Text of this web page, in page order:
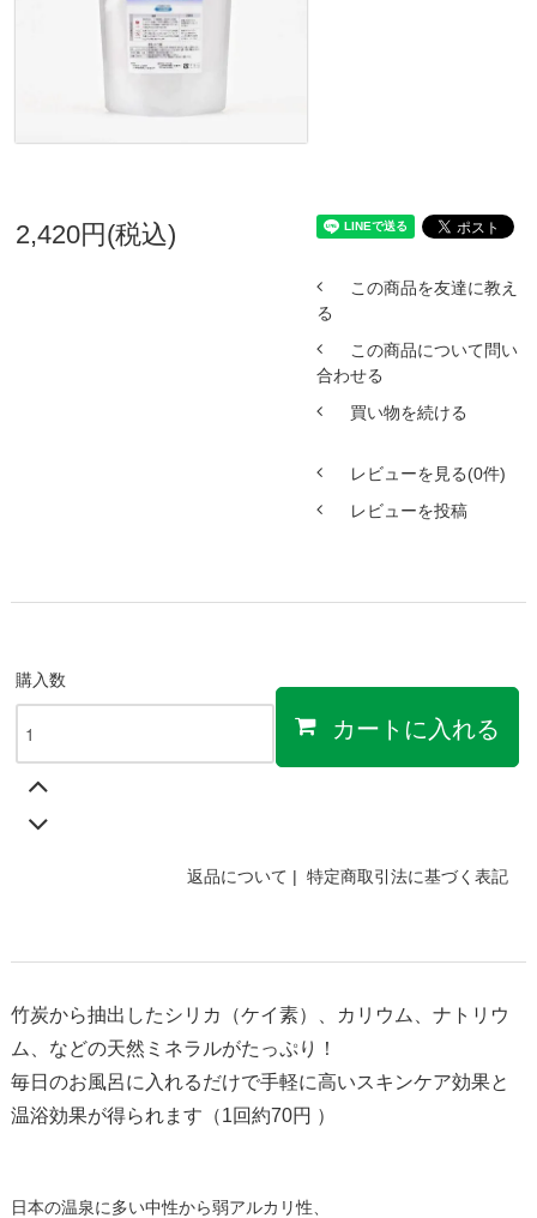
2,420円(税込)
この商品を友達に教え
る
この商品について問い
合わせる
買い物を続ける
レビューを見る(0件)
レビューを投稿
購入数
カートに入れる
返品について |特定商取引法に基づく表記
竹炭から抽出したシリカ（ケイ素）、カリウム、ナトリウ
ム、などの天然ミネラルがたっぷり！
毎日のお風呂に入れるだけで手軽に高いスキンケア効果と
温浴効果が得られます（1回約70円 ）
日本の温泉に多い中性から弱アルカリ性、